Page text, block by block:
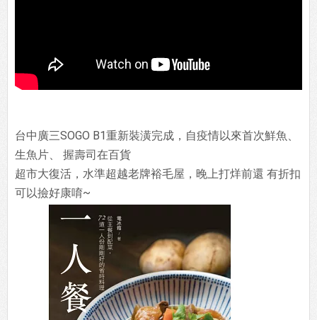
台中廣三SOGO B1重新裝潢完成，自疫情以來首次鮮魚、
生魚片、 握壽司在百貨
超市大復活，水準超越老牌裕毛屋，晚上打烊前還 有折扣
可以撿好康唷~